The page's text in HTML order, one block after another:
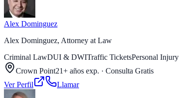
Alex Dominguez
Alex Dominguez, Attorney at Law
Criminal LawDUI & DWITraffic TicketsPersonal Injury
Crown Point21+ años exp. · Consulta Gratis
Ver Perfil
Llamar